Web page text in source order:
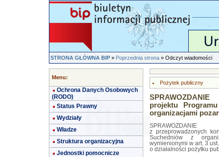
STRONA GŁÓWNA BIP»Poprzednia strona» Odczyt wiadomości
Menu:
Ochrona Danych Osobowych
(RODO)
Status Prawny
Wydziały
Władze
Struktura organizacyjna
Jednostki pomocnicze
Pożytek publiczny
projektu
organizacjami
SPRAWOZDANIE
z przeprowadzonych
Suchedniów z
wymienionymi w art. 3
o działalności pożytku